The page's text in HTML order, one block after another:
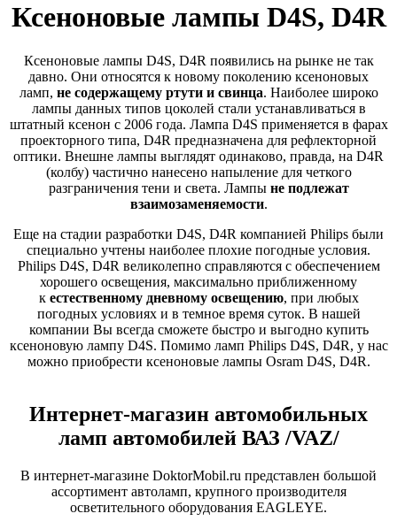
Ксеноновые лампы D4S, D4R
Ксеноновые лампы D4S, D4R появились на рынке не так
давно. Они относятся к новому поколению ксеноновых
ламп, не содержащему ртути и свинца. Наиболее широко
лампы данных типов цоколей стали устанавливаться в
штатный ксенон с 2006 года. Лампа D4S применяется в фарах
проекторного типа, D4R предназначена для рефлекторной
оптики. Внешне лампы выглядят одинаково, правда, на D4R
(колбу) частично нанесено напыление для четкого
разграничения тени и света. Лампы не подлежат
взаимозаменяемости.
Еще на стадии разработки D4S, D4R компанией Philips были
специально учтены наиболее плохие погодные условия.
Philips D4S, D4R великолепно справляются с обеспечением
хорошего освещения, максимально приближенному
к естественному дневному освещению, при любых
погодных условиях и в темное время суток. В нашей
компании Вы всегда сможете быстро и выгодно купить
ксеноновую лампу D4S. Помимо ламп Philips D4S, D4R, у нас
можно приобрести ксеноновые лампы Osram D4S, D4R.
Интернет-магазин автомобильных
ламп автомобилей ВАЗ /VAZ/
В интернет-магазине DoktorMobil.ru представлен большой
ассортимент автоламп, крупного производителя
осветительного оборудования EAGLEYE.